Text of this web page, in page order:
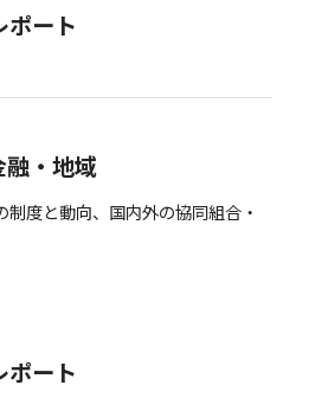
ポート
・地域
度と動向、国内外の協同組合・
ポート